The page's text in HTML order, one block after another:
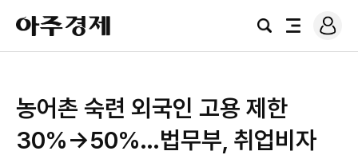
아
주
경
검
전
로
그
농어촌 숙련 외국인 고용 제한
30%→50%…법무부, 취업비자